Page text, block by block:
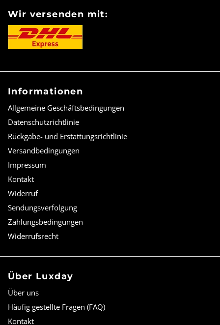
Wir versenden mit:
Informationen
Allgemeine Geschäftsbedingungen
Datenschutzrichtlinie
Rückgabe- und Erstattungsrichtlinie
Versandbedingungen
Impressum
Kontakt
Widerruf
Sendungsverfolgung
Zahlungsbedingungen
Widerrufsrecht
Über Luxday
Über uns
Häufig gestellte Fragen (FAQ)
Kontakt